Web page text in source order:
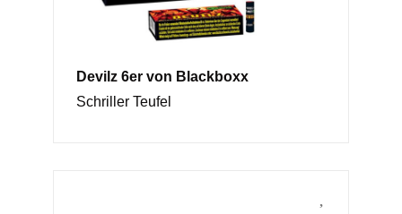
Devilz 6er von Blackboxx
Schriller Teufel